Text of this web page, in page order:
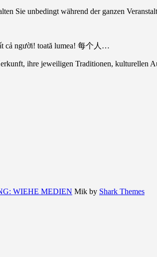
Sie unbedingt während der ganzen
cả người! toată lumea! 每个人…
ihre jeweiligen Traditionen, kulturellen
WIEHE MEDIEN Mik by Shark Themes